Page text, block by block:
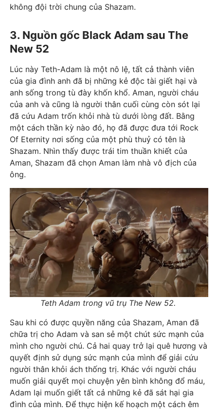
không đội trời chung của Shazam.
3. Nguồn gốc Black Adam sau The
New 52
Lúc này Teth-Adam là một nô lệ, tất cả thành viên
của gia đình anh đã bị những kẻ độc tài giết hại và
anh sống trong tù đày khốn khổ. Aman, người cháu
của anh và cũng là người thân cuối cùng còn sót lại
đã cứu Adam trốn khỏi nhà tù dưới lòng đất. Bằng
một cách thần kỳ nào đó, họ đã được đưa tới Rock
Of Eternity nơi sống của một phù thuỷ có tên là
Shazam. Nhìn thấy được trái tim thuần khiết của
Aman, Shazam đã chọn Aman làm nhà vô địch của
ông.
Teth Adam trong vũ trụ The New 52.
Sau khi có được quyền năng của Shazam, Aman đã
chữa trị cho Adam và san sẻ một chút sức mạnh của
mình cho người chú. Cả hai quay trở lại quê hương và
quyết định sử dụng sức mạnh của mình để giải cứu
người thân khỏi ách thống trị. Khác với người cháu
muốn giải quyết mọi chuyện yên bình không đổ máu,
Adam lại muốn giết tất cả những kẻ đã sát hại gia
đình của mình. Để thực hiện kế hoạch một cách êm